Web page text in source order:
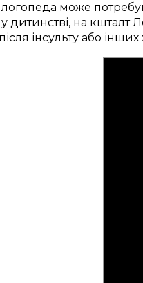
може
дитинстві, на кшталт
після інсульту або інших